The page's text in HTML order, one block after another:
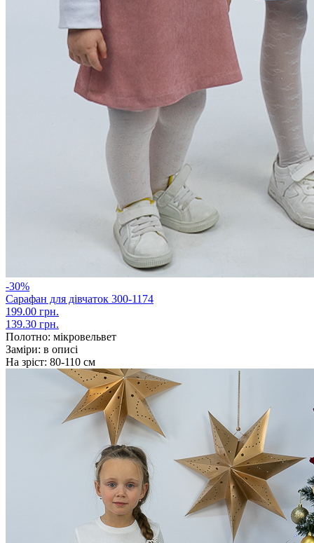
-30%
Сарафан для дівчаток 300-1174
199.00 грн.
139.30 грн.
Полотно: мікровельвет
Заміри: в описі
На зріст: 80-110 см